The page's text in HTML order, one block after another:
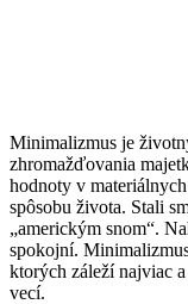
Minimalizmus je
zhromažďovania
hodnoty v
spôsobu života. Stali
„americkým snom“.
spokojní.
ktorých záleží najviac
vecí.